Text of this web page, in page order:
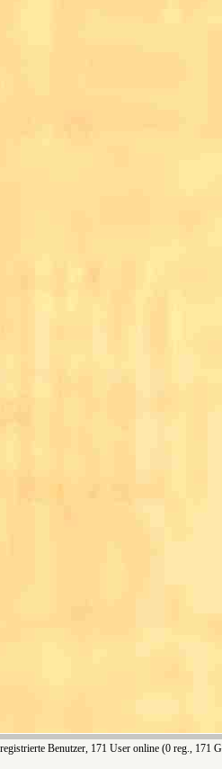
Benutzer, 171 User online (0 reg., 171